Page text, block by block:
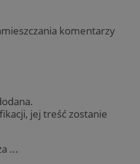
komentarzy
jej treść zostanie
...